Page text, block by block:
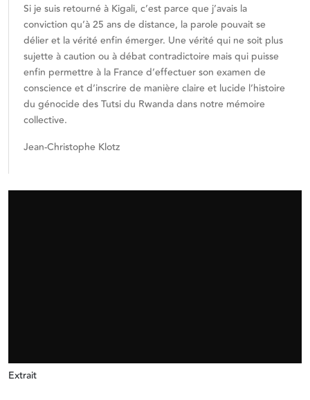
Si je suis retourné à Kigali, c’est parce que j’avais la
conviction qu’à 25 ans de distance, la parole pouvait se
délier et la vérité enfin émerger. Une vérité qui ne soit plus
sujette à caution ou à débat contradictoire mais qui puisse
enfin permettre à la France d’effectuer son examen de
conscience et d’inscrire de manière claire et lucide l’histoire
du génocide des Tutsi du Rwanda dans notre mémoire
collective.
Jean-Christophe Klotz
Extrait